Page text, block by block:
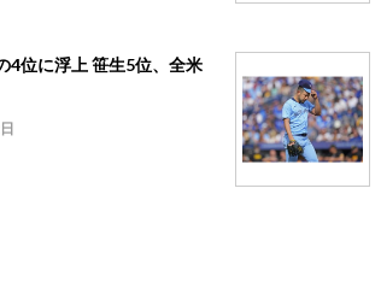
4位に浮上 笹生5位、全米